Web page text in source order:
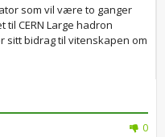
som vil være to ganger
CERN Large hadron
sitt bidrag til vitenskapen om
0